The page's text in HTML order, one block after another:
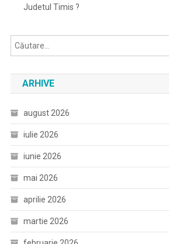
Judetul Timis ?
ARHIVE
august 2026
iulie 2026
iunie 2026
mai 2026
aprilie 2026
martie 2026